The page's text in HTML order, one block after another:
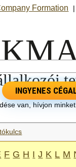
Formation
INGYENES
van, hívjon
F G H I J K L M